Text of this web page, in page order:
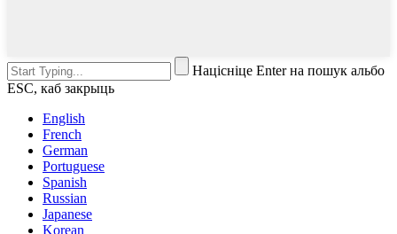
Націсніце Enter на пошук альбо
ESC, каб закрыць
English
French
German
Portuguese
Spanish
Russian
Japanese
Korean